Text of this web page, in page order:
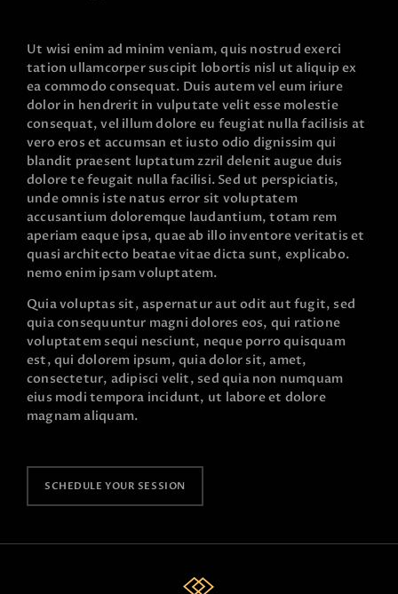
Ut wisi enim ad minim veniam, quis nostrud exerci
tation ullamcorper suscipit lobortis nisl ut aliquip ex
ea commodo consequat. Duis autem vel eum iriure
dolor in hendrerit in vulputate velit esse molestie
consequat, vel illum dolore eu feugiat nulla facilisis at
vero eros et accumsan et iusto odio dignissim qui
blandit praesent luptatum zzril delenit augue duis
dolore te feugait nulla facilisi. Sed ut perspiciatis,
unde omnis iste natus error sit voluptatem
accusantium doloremque laudantium, totam rem
aperiam eaque ipsa, quae ab illo inventore veritatis et
quasi architecto beatae vitae dicta sunt, explicabo.
nemo enim ipsam voluptatem.
Quia voluptas sit, aspernatur aut odit aut fugit, sed
quia consequuntur magni dolores eos, qui ratione
voluptatem sequi nesciunt, neque porro quisquam
est, qui dolorem ipsum, quia dolor sit, amet,
consectetur, adipisci velit, sed quia non numquam
eius modi tempora incidunt, ut labore et dolore
magnam aliquam.
SCHEDULE YOUR SESSION